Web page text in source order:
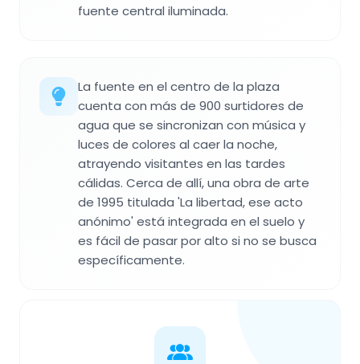
fuente central iluminada.
La fuente en el centro de la plaza
cuenta con más de 900 surtidores de
agua que se sincronizan con música y
luces de colores al caer la noche,
atrayendo visitantes en las tardes
cálidas. Cerca de allí, una obra de arte
de 1995 titulada 'La libertad, ese acto
anónimo' está integrada en el suelo y
es fácil de pasar por alto si no se busca
específicamente.